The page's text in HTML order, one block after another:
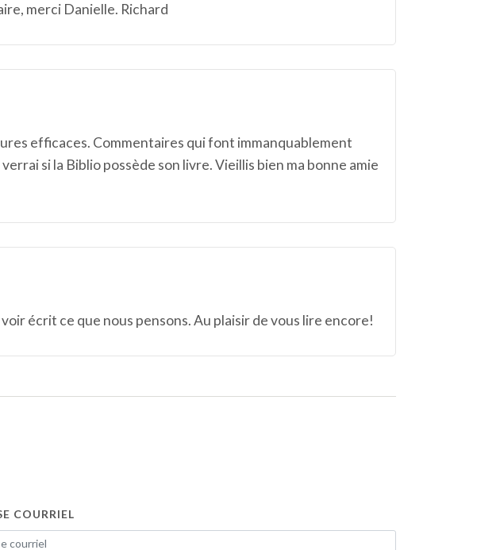
merci Danielle. Richard
efficaces. Commentaires qui font immanquablement
si la Biblio possède son livre. Vieillis bien ma bonne amie
écrit ce que nous pensons. Au plaisir de vous lire encore!
COURRIEL